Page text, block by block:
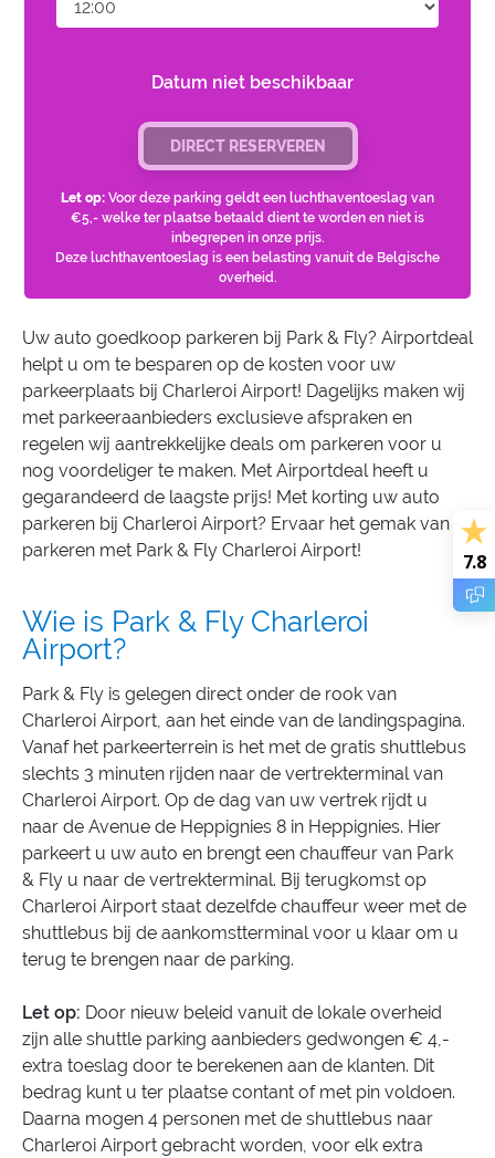
Datum niet beschikbaar
DIRECT RESERVEREN
Let op: Voor deze parking geldt een luchthaventoeslag van
€5,- welke ter plaatse betaald dient te worden en niet is
inbegrepen in onze prijs.
Deze luchthaventoeslag is een belasting vanuit de Belgische
overheid.
Uw auto goedkoop parkeren bij Park & Fly? Airportdeal
helpt u om te besparen op de kosten voor uw
parkeerplaats bij Charleroi Airport! Dagelijks maken wij
met parkeeraanbieders exclusieve afspraken en
regelen wij aantrekkelijke deals om parkeren voor u
nog voordeliger te maken. Met Airportdeal heeft u
gegarandeerd de laagste prijs! Met korting uw auto
parkeren bij Charleroi Airport? Ervaar het gemak van
parkeren met Park & Fly Charleroi Airport!
Wie is Park & Fly Charleroi
Airport?
Park & Fly is gelegen direct onder de rook van
Charleroi Airport, aan het einde van de landingspagina.
Vanaf het parkeerterrein is het met de gratis shuttlebus
slechts 3 minuten rijden naar de vertrekterminal van
Charleroi Airport. Op de dag van uw vertrek rijdt u
naar de Avenue de Heppignies 8 in Heppignies. Hier
parkeert u uw auto en brengt een chauffeur van Park
& Fly u naar de vertrekterminal. Bij terugkomst op
Charleroi Airport staat dezelfde chauffeur weer met de
shuttlebus bij de aankomstterminal voor u klaar om u
terug te brengen naar de parking.
Let op: Door nieuw beleid vanuit de lokale overheid
zijn alle shuttle parking aanbieders gedwongen € 4,-
extra toeslag door te berekenen aan de klanten. Dit
bedrag kunt u ter plaatse contant of met pin voldoen.
Daarna mogen 4 personen met de shuttlebus naar
Charleroi Airport gebracht worden, voor elk extra
7.8